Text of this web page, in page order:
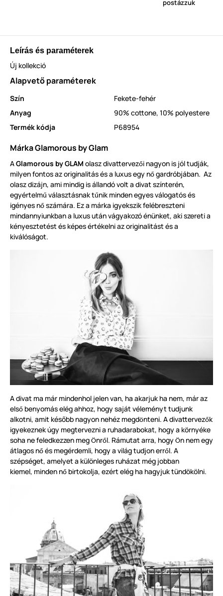
postázzuk
Leírás és paraméterek
Új kollekció
Alapvető paraméterek
Szín
Fekete-fehér
Anyag
90% cottone, 10% polyestere
Termék kódja
P68954
Márka Glamorous by Glam
AGlamorous by GLAM olasz divattervezői nagyon is jól tudják,
milyen fontos az originalitás és a luxus egy nő gardróbjában. Az
olasz dizájn, ami mindig is állandó volt a divat színterén,
egyértelmű választásnak tűnik minden egyes válogatós és
igényes nő számára. Ez a márka igyekszik felébreszteni
mindannyiunkban a luxus után vágyakozó énünket, aki szereti a
kényesztetést és képes értékelni az originalitást és a
kiválóságot.
A divat ma már mindenhol jelen van, ha akarjuk ha nem, már az
első benyomás elég ahhoz, hogy saját véleményt tudjunk
alkotni, amit később nagyon nehéz megdönteni. A divattervezők
igyekeznek úgy megtervezni a ruhadarabokat, hogy a környéke
soha ne feledkezzen meg Önről. Rámutat arra, hogy Ön nem egy
átlagos nő és megérdemli, hogy a világ tudjon erről. A
szépséget, amelyet a különleges ruházat még jobban
kiemel, minden nő birtokolja, ezért elég ha hagyjuktündökölni.